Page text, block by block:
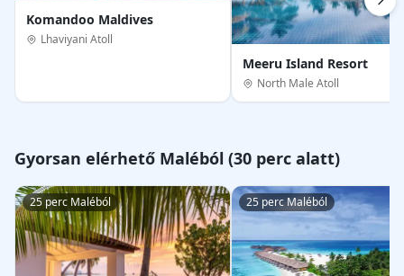
Komandoo Maldives
Lhaviyani Atoll
Meeru Island Resort
North Male Atoll
Gyorsan elérhető Maléból (30 perc alatt)
25 perc Maléból 25 perc Maléból